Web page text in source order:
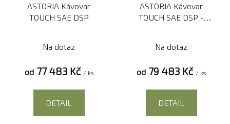
ASTORIA Kávovar
TOUCH SAE DSP
Na dotaz
od77 483 Kč / ks
DETAIL
ASTORIA Kávovar
TOUCH SAE DSP -
Na dotaz
od 79 483 Kč / ks
DETAIL